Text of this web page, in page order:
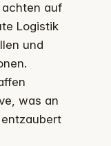
auf
Logistik
und
was an